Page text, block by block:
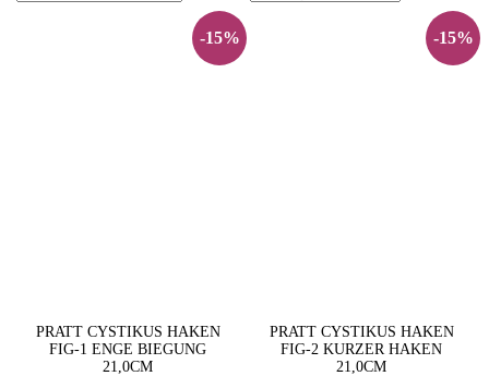
-15%
PRATT CYSTIKUS HAKEN
FIG-1 ENGE BIEGUNG
21,0CM
-15%
PRATT CYSTIKUS HAKEN
FIG-2 KURZER HAKEN
21,0CM